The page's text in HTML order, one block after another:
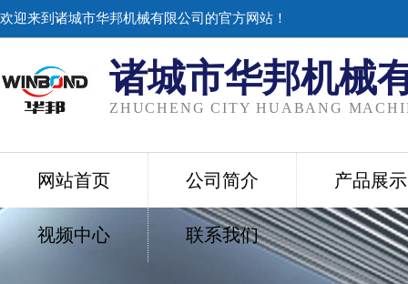
欢迎来到诸城市华邦机械有限公司的官方网站！
诸城市华邦机械
ZHUCHENG CITY HUABANG
网站首页 公司简介 产品展示
视频中心 联系我们